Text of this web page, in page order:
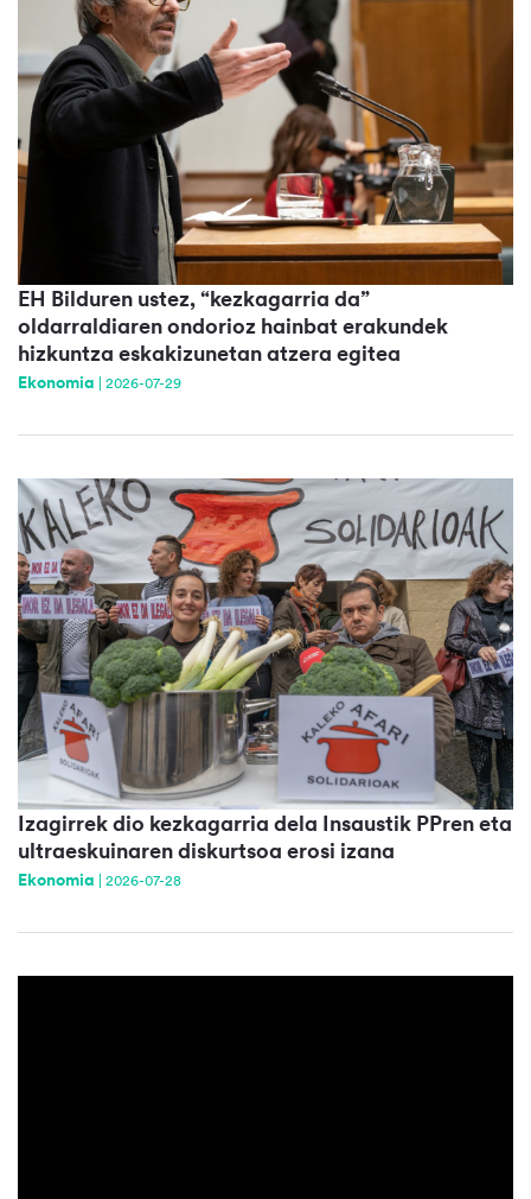
EH Bilduren ustez, “kezkagarria da”
oldarraldiaren ondorioz hainbat erakundek
hizkuntza eskakizunetan atzera egitea
Ekonomia 2026-07-29
Izagirrek dio kezkagarria dela Insaustik PPren eta
ultraeskuinaren diskurtsoa erosi izana
Ekonomia 2026-07-28